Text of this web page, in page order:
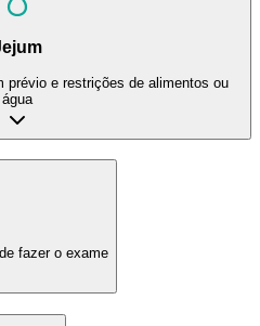
prévio e restrições de alimentos ou
água
fazer o exame